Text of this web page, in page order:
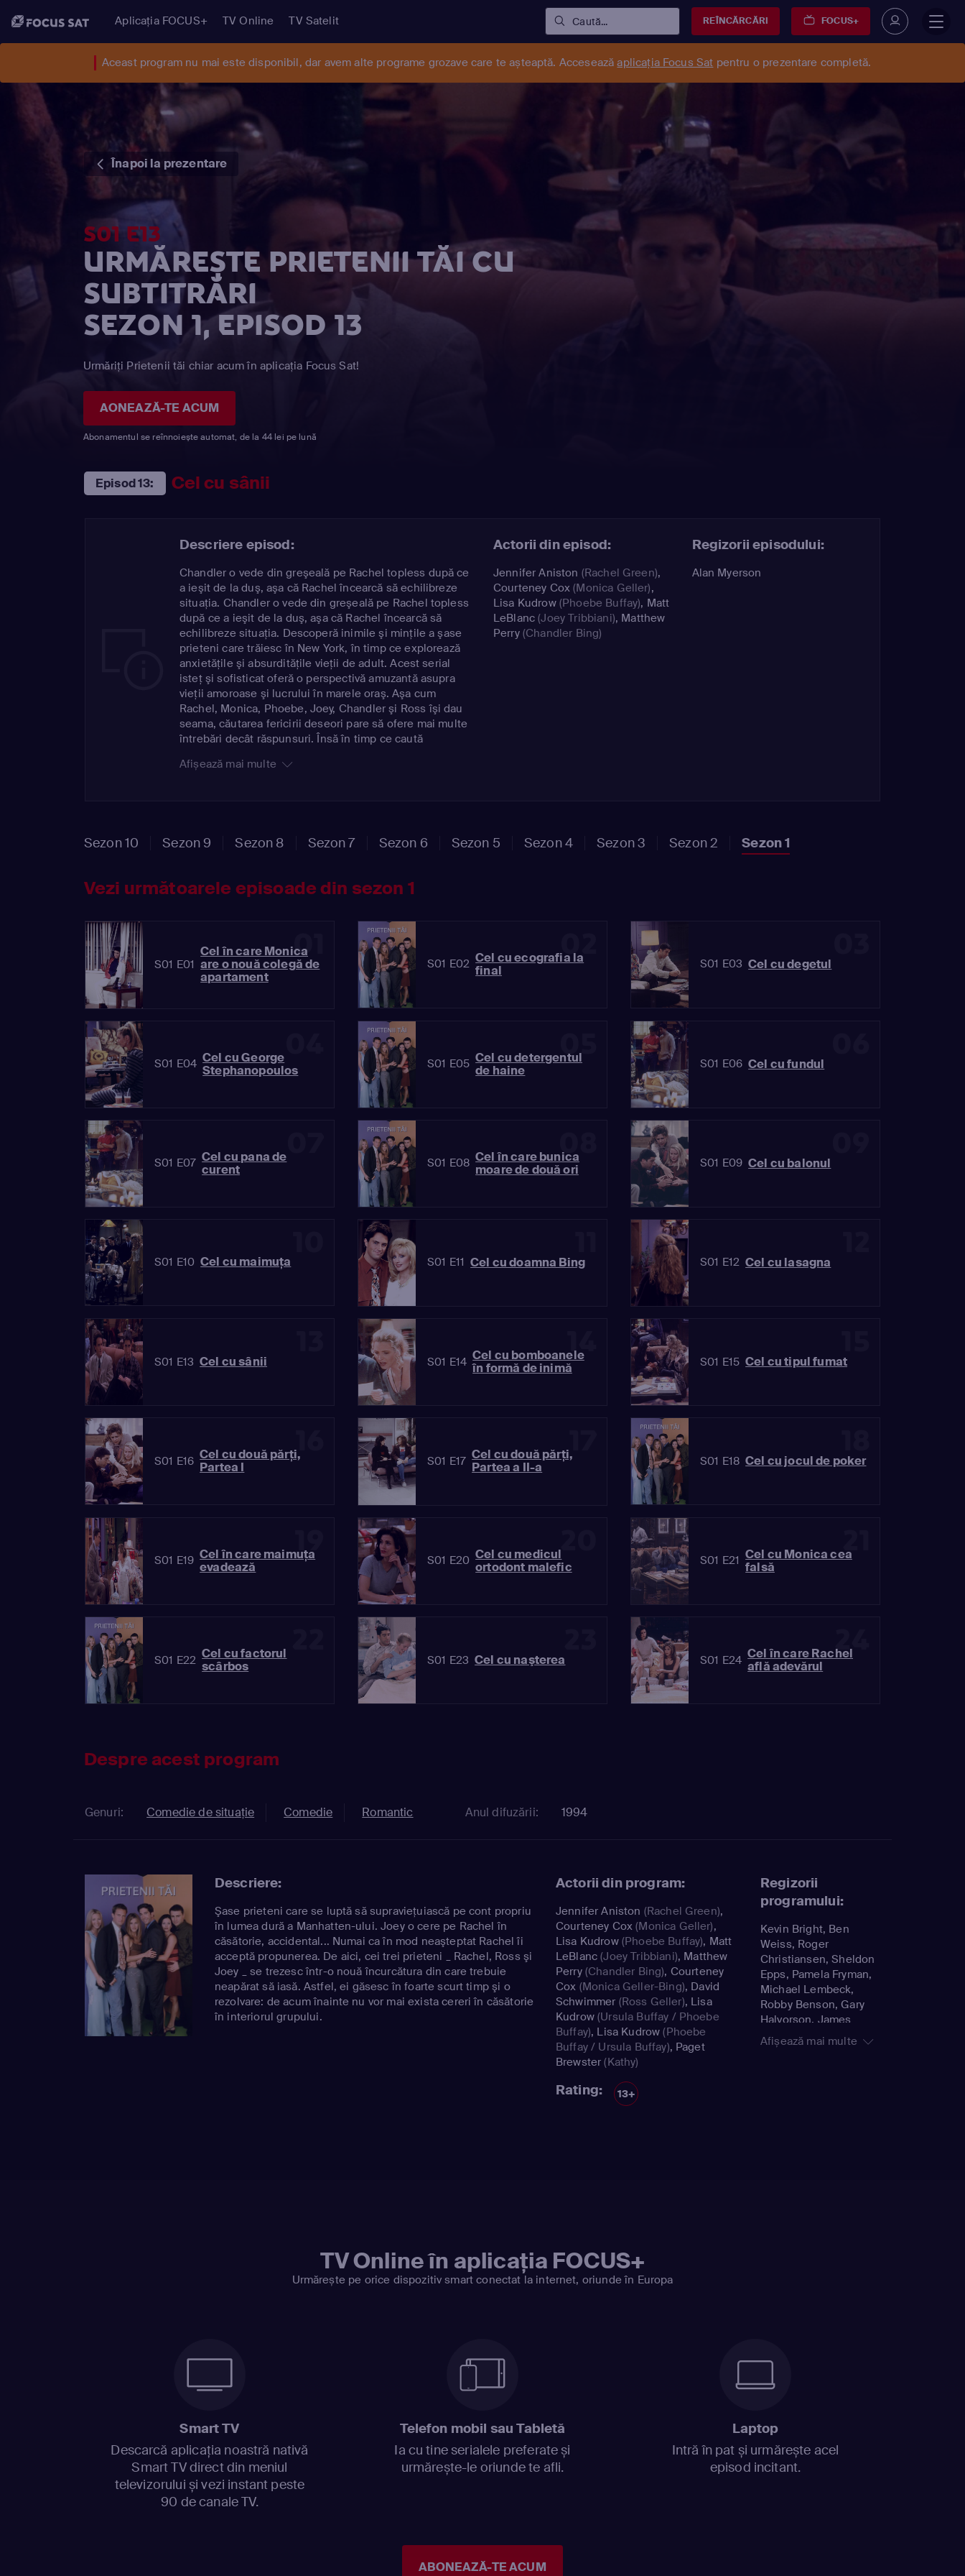
Aplicația FOCUS+ TV Online TV Satelit Caută... REÎNCĂRCĂRI FOCUS+
Aceast program nu mai este disponibil, dar avem alte programe grozave care te așteaptă. Acceseazăaplicația Focus Sat pentru o prezentare completă.
Înapoi la prezentare
S01 E13
URMĂREȘTE PRIETENII TĂI CU
SUBTITRĂRI
SEZON 1, EPISOD 13
Urmăriți Prietenii tăi chiar acum în aplicația Focus Sat!
AONEAZĂ-TE ACUM
Abonamentul se reînnoiește automat, de la 44 lei pe lună
Episod 13: Cel cu sânii
Descriere episod:
Chandler o vede din greşeală pe Rachel topless după ce
a ieşit de la duş, aşa că Rachel încearcă să echilibreze
situaţia. Chandler o vede din greşeală pe Rachel topless
după ce a ieşit de la duş, aşa că Rachel încearcă să
echilibreze situaţia. Descoperă inimile şi minţile a şase
prieteni care trăiesc în New York, în timp ce explorează
anxietăţile şi absurdităţile vieţii de adult. Acest serial
isteţ şi sofisticat oferă o perspectivă amuzantă asupra
vieţii amoroase şi lucrului în marele oraş. Aşa cum
Rachel, Monica, Phoebe, Joey, Chandler şi Ross îşi dau
seama, căutarea fericirii deseori pare să ofere mai multe
întrebări decât răspunsuri. Însă în timp ce caută
perioade palpitante, când totul e posibil _ atâta timp cât
Afișează mai multe
Actorii din episod:
Jennifer Aniston (Rachel Green),
Courteney Cox (Monica Geller),
Lisa Kudrow(Phoebe Buffay), Matt
LeBlanc (Joey Tribbiani), Matthew
Perry(Chandler Bing)
Regizorii episodului:
Alan Myerson
Sezon 10 Sezon 9 Sezon 8 Sezon 7 Sezon 6 Sezon 5 Sezon 4 Sezon 3 Sezon 2 Sezon 1
Vezi următoarele episoade din sezon 1
01
S01 E01
Cel în care Monica
are o nouă colegă de
apartament
02
S01 E02 Cel cu ecografia la
final
S01 E03 Cel cu degetul
S01 E04 Cel cu George
Stephanopoulos
05
S01 E05 Cel cu detergentul
de haine
S01 E06 Cel cu fundul
S01 E07 Cel cu pana de
curent
08
S01 E08 Cel în care bunica
moare de două ori
S01 E09 Cel cu balonul
S01 E10 Cel cu maimuţa S01 E11 Cel cu doamna Bing S01 E12 Cel cu lasagna
S01 E13 Cel cu sânii
14
S01 E14 Cel cu bomboanele
în formă de inimă
S01 E15 Cel cu tipul fumat
16
S01 E16 Cel cu două părţi,
Partea I
17
S01 E17 Cel cu două părţi,
Partea a II-a
S01 E18 Cel cu jocul de poker
19
S01 E19 Cel în care maimuţa
evadează
20
S01 E20 Cel cu medicul
ortodont malefic
S01 E21 Cel cu Monica cea
falsă
S01 E22 Cel cu factorul
scârbos
S01 E23 Cel cu naşterea
24
S01 E24 Cel în care Rachel
află adevărul
Despre acest program
Genuri: Comedie de situație Comedie Romantic Anul difuzării: 1994
Descriere:
Şase prieteni care se luptă să supravieţuiască pe cont propriu
în lumea dură a Manhatten-ului. Joey o cere pe Rachel în
căsătorie, accidental... Numai ca în mod neaşteptat Rachel îi
acceptă propunerea. De aici, cei trei prieteni _ Rachel, Ross şi
Joey _ se trezesc într-o nouă încurcătura din care trebuie
neapărat să iasă. Astfel, ei găsesc în foarte scurt timp şi o
rezolvare: de acum înainte nu vor mai exista cereri în căsătorie
în interiorul grupului.
Actorii din program:
Jennifer Aniston (Rachel Green),
Courteney Cox (Monica Geller),
Lisa Kudrow(Phoebe Buffay), Matt
LeBlanc (Joey Tribbiani), Matthew
Perry(Chandler Bing), Courteney
Cox (Monica Geller-Bing), David
Schwimmer (Ross Geller), Lisa
Kudrow(Ursula Buffay / Phoebe
Buffay), Lisa Kudrow (Phoebe
Buffay / Ursula Buffay), Paget
Brewster (Kathy)
Rating: 13+
Regizorii
programului:
Kevin Bright, Ben
Weiss, Roger
Christiansen, Sheldon
Epps, Pamela Fryman,
Michael Lembeck,
Robby Benson, Gary
Halvorson, James
Burrows, Shelley
Jensen, Peter Bonerz,
Afișează mai multe
TV Online în aplicația FOCUS+
Urmărește pe orice dispozitiv smart conectat la internet, oriunde în Europa
Smart TV
Descarcă aplicația noastră nativă
Smart TV direct din meniul
televizorului și vezi instant peste
90 de canale TV.
Telefon mobil sau Tabletă
Ia cu tine serialele preferate și
urmărește-le oriunde te afli.
Laptop
Intră în pat și urmărește acel
episod incitant.
ABONEAZĂ-TE ACUM